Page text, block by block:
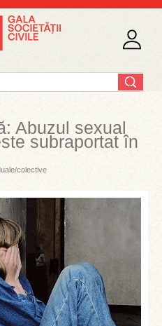
Abuzul sexual
subraportat în
colective